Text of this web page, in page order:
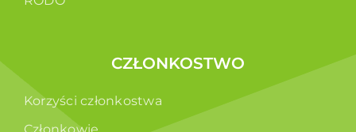
CZŁONKOSTWO
Korzyści członkostwa
Członkowie